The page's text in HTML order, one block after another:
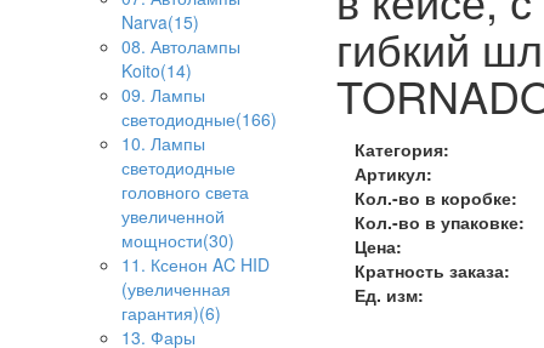
Narva(15)
08. Автолампы
Koito(14)
09. Лампы
светодиодные(166)
10. Лампы
светодиодные
головного света
увеличенной
мощности(30)
11. Ксенон AC HID
(увеличенная
гарантия)(6)
13. Фары
гибкий
Категория:
Артикул:
Кол.-во в коробке:
Кол.-во в упаковке:
Цена:
Кратность заказа:
Ед. изм: